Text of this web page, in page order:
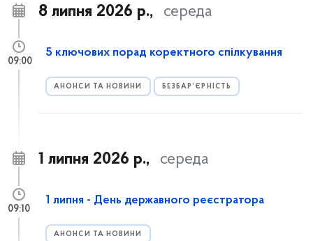
8 липня 2026 р., середа
5 ключових порад коректного спілкування
АНОНСИ ТА НОВИНИ БЕЗБАР’ЄРНІСТЬ
09:00
1 липня 2026 р., середа
1 липня - День державного реєстратора
АНОНСИ ТА НОВИНИ
09:10